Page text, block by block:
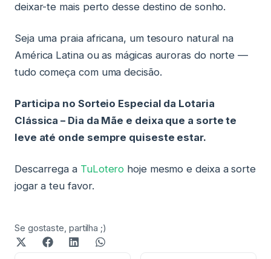
deixar-te mais perto desse destino de sonho.
Seja uma praia africana, um tesouro natural na
América Latina ou as mágicas auroras do norte —
tudo começa com uma decisão.
Participa no Sorteio Especial da Lotaria
Clássica – Dia da Mãe e deixa que a sorte te
leve até onde sempre quiseste estar.
Descarrega a TuLotero hoje mesmo e deixa a sorte
jogar a teu favor.
Se gostaste, partilha ;)